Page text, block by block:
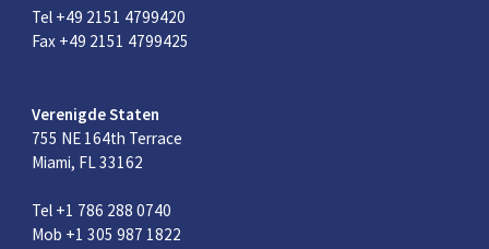
Tel +49 2151 4799420
Fax +49 2151 4799425
Verenigde Staten
755 NE 164th Terrace
Miami, FL 33162
Tel +1 786 288 0740
Mob +1 305 987 1822